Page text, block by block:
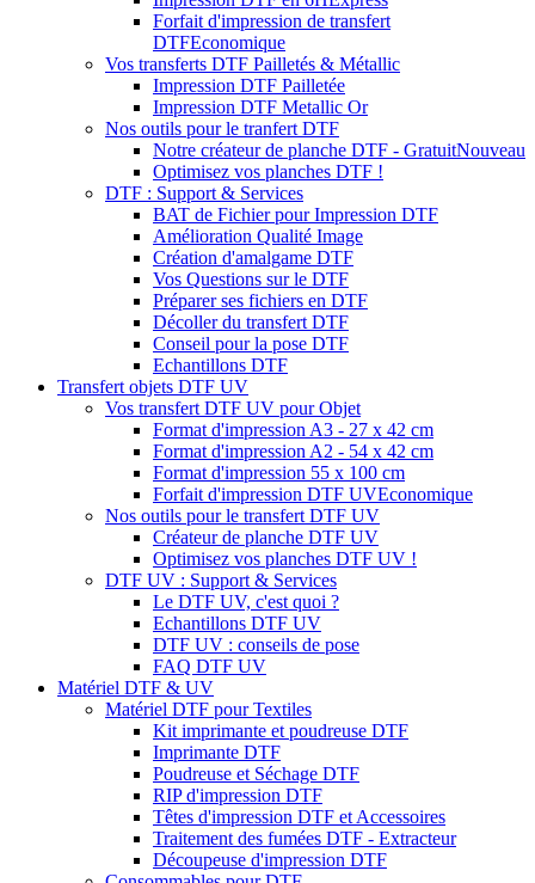
Forfait d'impression de transfert
DTFEconomique
Vos transferts DTF Pailletés & Métallic
Impression DTF Pailletée
Impression DTF Metallic Or
Nos outils pour le tranfert DTF
Notre créateur de planche DTF - GratuitNouveau
Optimisez vos planches DTF !
DTF : Support & Services
BAT de Fichier pour Impression DTF
Amélioration Qualité Image
Création d'amalgame DTF
Vos Questions sur le DTF
Préparer ses fichiers en DTF
Décoller du transfert DTF
Conseil pour la pose DTF
Echantillons DTF
Transfert objets DTF UV
Vos transfert DTF UV pour Objet
Format d'impression A3 - 27 x 42 cm
Format d'impression A2 - 54 x 42 cm
Format d'impression 55 x 100 cm
Forfait d'impression DTF UVEconomique
Nos outils pour le transfert DTF UV
Créateur de planche DTF UV
Optimisez vos planches DTF UV !
DTF UV : Support & Services
Le DTF UV, c'est quoi ?
Echantillons DTF UV
DTF UV : conseils de pose
FAQ DTF UV
Matériel DTF & UV
Matériel DTF pour Textiles
Kit imprimante et poudreuse DTF
Imprimante DTF
Poudreuse et Séchage DTF
RIP d'impression DTF
Têtes d'impression DTF et Accessoires
Traitement des fumées DTF - Extracteur
Découpeuse d'impression DTF